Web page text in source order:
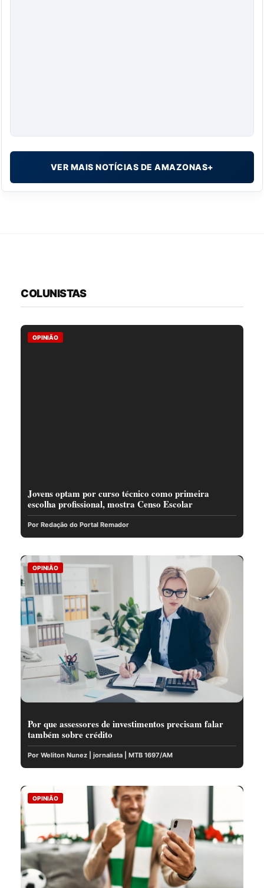
VER MAIS NOTÍCIAS DE AMAZONAS+
COLUNISTAS
OPINIÃO
Jovens optam por curso técnico como primeira
escolha profissional, mostra Censo Escolar
Por Redação do Portal Remador
OPINIÃO
Por que assessores de investimentos precisam falar
também sobre crédito
Por Weliton Nunez | jornalista | MTB 1697/AM
OPINIÃO